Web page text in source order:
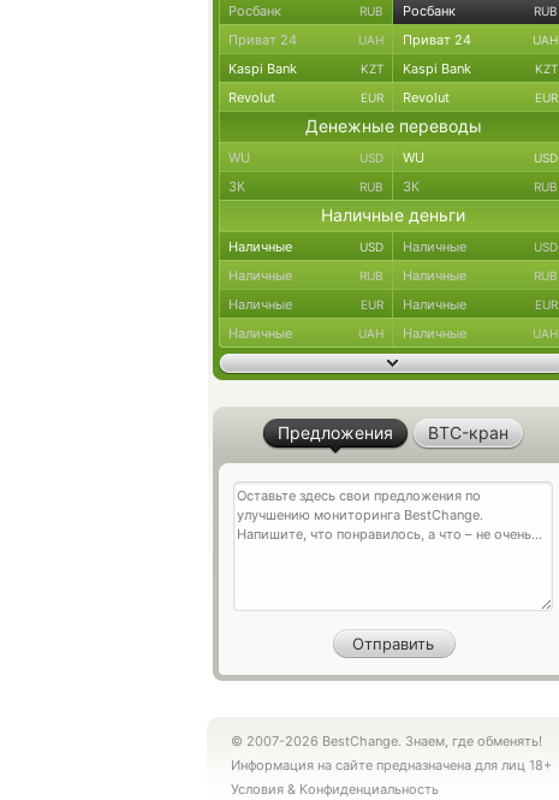
Росбанк RUB Росбанк RUB
Приват 24 UAH Приват 24 UAH
Kaspi Bank KZT Kaspi Bank KZT
Revolut EUR Revolut EUR
Денежные переводы
WU USD WU USD
ЗК RUB ЗК RUB
Наличные деньги
Наличные USD Наличные USD
Наличные RUB Наличные RUB
Наличные EUR Наличные EUR
Наличные UAH Наличные UAH
Предложения BTC-кран
© 2007-2026 BestChange. Знаем, где обменять!
Информация на сайте предназначена для лиц 18+
Условия & Конфиденциальность